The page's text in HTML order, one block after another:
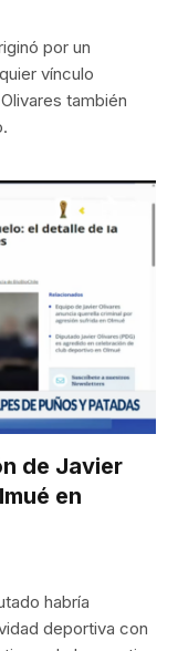
por un
vínculo
también
de Javier
en
habría
deportiva con